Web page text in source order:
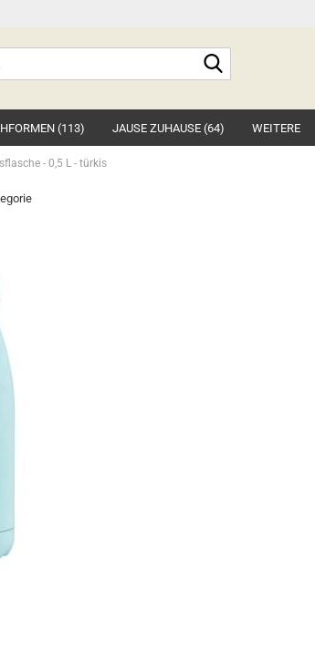
(113) JAUSE ZUHAUSE (64) WEITERE
- 0,5 L - türkis